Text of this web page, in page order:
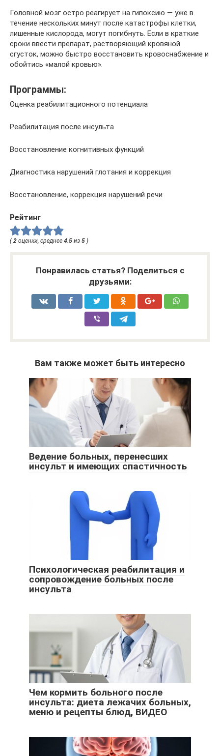
Головной мозг остро реагирует на гипоксию — уже в
течение нескольких минут после катастрофы клетки,
лишенные кислорода, могут погибнуть. Если в краткие
сроки ввести препарат, растворяющий кровяной
сгусток, можно быстро восстановить кровоснабжение и
обойтись «малой кровью».
Программы:
Оценка реабилитационного потенциала
Реабилитация после инсульта
Восстановление когнитивных функций
Диагностика нарушений глотания и коррекция
Восстановление, коррекция нарушений речи
Рейтинг
( 2 оценки, среднее 4.5 из 5 )
Понравилась статья? Поделиться с
друзьями:
Вам также может быть интересно
Ведение больных, перенесших
инсульт и имеющих спастичность
Психологическая реабилитация и
сопровождение больных после
инсульта
Чем кормить больного после
инсульта: диета лежачих больных,
меню и рецепты блюд, ВИДЕО